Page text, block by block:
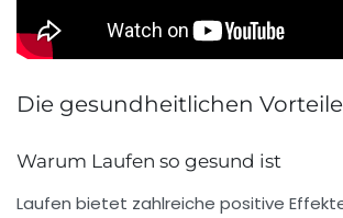
Die gesundheitlichen
Warum Laufen so gesund ist
Laufen bietet zahlreiche positive